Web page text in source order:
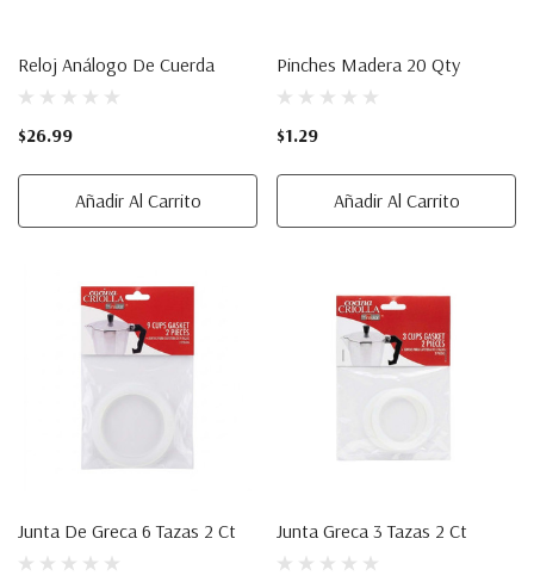
Reloj Análogo De Cuerda
$26.99
Añadir Al Carrito
Pinches Madera 20 Qty
$1.29
Añadir Al Carrito
Junta De Greca 6 Tazas 2 Ct Junta Greca 3 Tazas 2 Ct